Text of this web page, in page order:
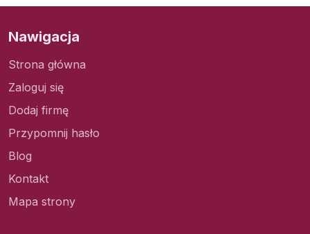
Nawigacja
Strona główna
Zaloguj się
Dodaj firmę
Przypomnij hasło
Blog
Kontakt
Mapa strony